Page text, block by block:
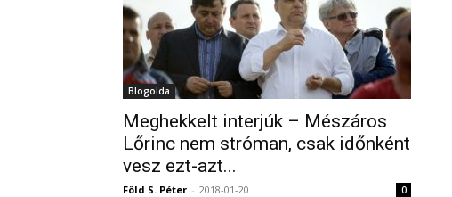
Blogolda
Meghekkelt interjúk – Mészáros
Lőrinc nem stróman, csak időnként
vesz ezt-azt...
Föld S. Péter - 2018-01-20 0